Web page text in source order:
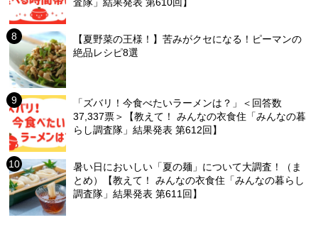
【夏野菜の王様！】苦みがクセになる！ピーマンの
絶品レシピ8選
「ズバリ！今食べたいラーメンは？」＜回答数
37,337票＞【教えて！ みんなの衣食住「みんなの暮
らし調査隊」結果発表 第612回】
暑い日においしい「夏の麺」について大調査！（ま
とめ）【教えて！ みんなの衣食住「みんなの暮らし
調査隊」結果発表 第611回】